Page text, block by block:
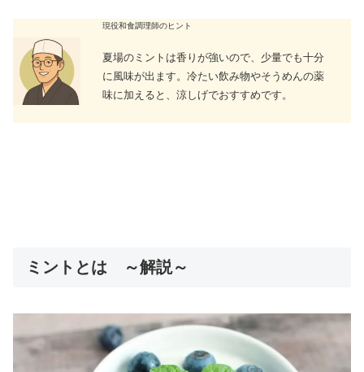
現役和食調理師のヒント
夏場のミントは香りが強いので、少量でも十分
に風味が出ます。冷たい飲み物やそうめんの薬
味に加えると、涼しげでおすすめです。
ミントとは ～解説～